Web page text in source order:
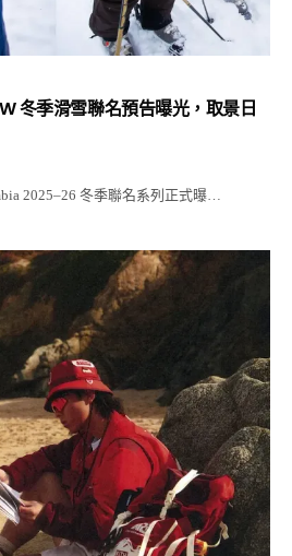
冬季滑雪聯名預告曝光，取景日
2025–26 冬季聯名系列正式曝…